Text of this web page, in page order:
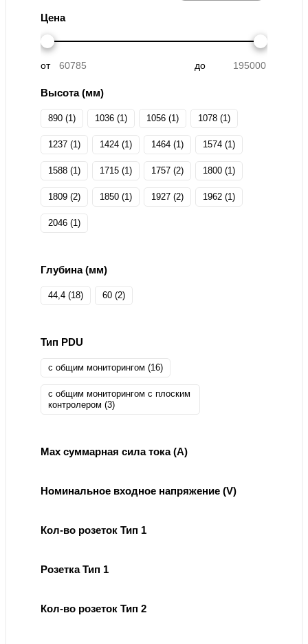
Цена
от до
Высота (мм)
890 (1) 1036 (1) 1056 (1) 1078 (1)
1237 (1) 1424 (1) 1464 (1) 1574 (1)
1588 (1) 1715 (1) 1757 (2) 1800 (1)
1809 (2) 1850 (1) 1927 (2) 1962 (1)
2046 (1)
Глубина (мм)
44,4 (18) 60 (2)
Тип PDU
с общим мониторингом (16)
с общим мониторингом с плоским
контролером (3)
Max суммарная сила тока (А)
Номинальное входное напряжение (V)
Кол-во розеток Тип 1
Розетка Тип 1
Кол-во розеток Тип 2